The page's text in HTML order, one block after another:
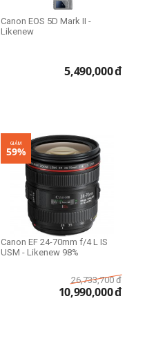
Canon EOS 5D Mark II -
Likenew
5,490,000đ
GIẢM
59%
Canon EF 24-70mm f/4 L IS
USM - Likenew 98%
26,733,700 đ
10,990,000đ